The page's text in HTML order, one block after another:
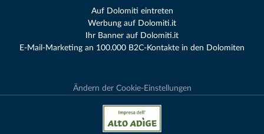
Auf Dolomiti eintreten
Werbung auf Dolomiti.it
Ihr Banner auf Dolomiti.it
E-Mail-Marketing an 100.000 B2C-Kontakte in den Dolomiten
Ändern der Cookie-Einstellungen